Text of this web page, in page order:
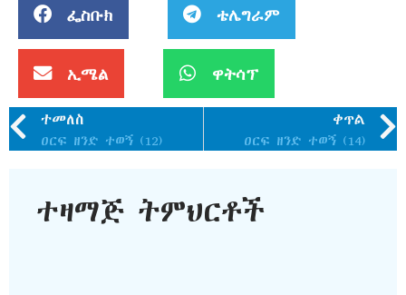
ፌስቡክ ቴሌግራም
ኢሜል ዋትሳፕ
ተመለስ
ዐርፍ ዘንድ ተወኝ (12)
ቀጥል
ዐርፍ ዘንድ ተወኝ (14)
ተዛማጅ ትምህርቶች